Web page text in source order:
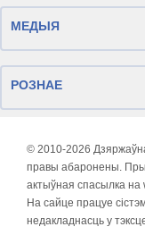
МЕДЫЯ
РОЗНАЕ
© 2010-2026
правы абаронены.
актыўная спасылка на
На сайце працуе
недакладнасць у